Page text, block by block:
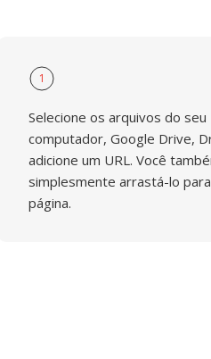
1
Selecione os arquivos do seu
computador, Google Drive,
adicione um URL. Você
simplesmente arrastá-lo
página.